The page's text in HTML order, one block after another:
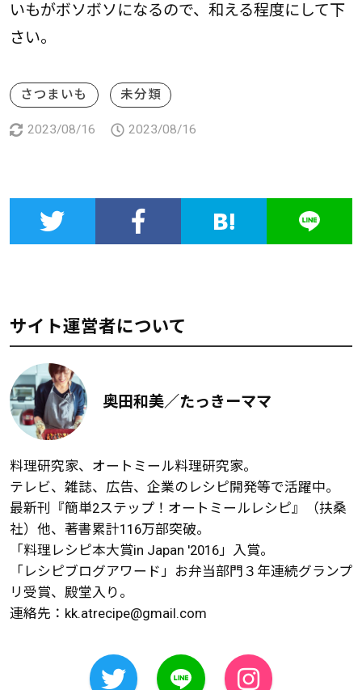
いもがボソボソになるので、和える程度にして下
さい。
さつまいも 未分類
2023/08/16 2023/08/16
サイト運営者について
奥田和美／たっきーママ
料理研究家、オートミール料理研究家。
テレビ、雑誌、広告、企業のレシピ開発等で活躍中。
最新刊『簡単2ステップ！オートミールレシピ』（扶桑
社）他、著書累計116万部突破。
「料理レシピ本大賞in Japan '2016」入賞。
「レシピブログアワード」お弁当部門３年連続グランプ
リ受賞、殿堂入り。
連絡先： kk.atrecipe@gmail.com